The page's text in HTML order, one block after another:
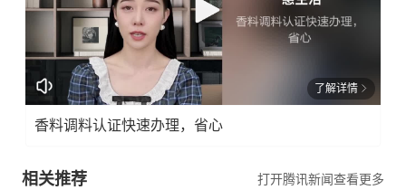
了解详情
香料调料认证快速办理，省心
相关推荐 打开腾讯新闻查看更多